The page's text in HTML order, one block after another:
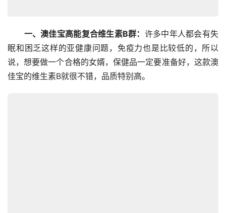
一、澳佳宝高能复合维生素B群： 许多中年人都会有失
眠和困乏这样的亚健康问题，免疫力也是比较低的，所以
说，想要做一个合格的女婿，保健品一定要准备好，这款澳
佳宝的维生素B就很不错，品质特别高。